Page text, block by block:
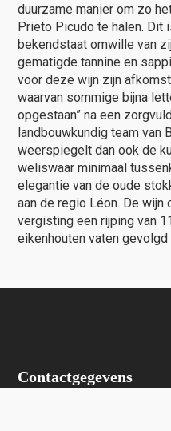
duurzame manier om zo
Prieto Picudo te halen. Dit
bekendstaat omwille van
gematigde tannine en
voor deze wijn zijn
waarvan sommige bijna
opgestaan” na een
landbouwkundig team van
weerspiegelt dan ook de
weliswaar minimaal
elegantie van de oude
aan de regio Léon. De
vergisting een rijping van
eikenhouten vaten
Contactgegevens